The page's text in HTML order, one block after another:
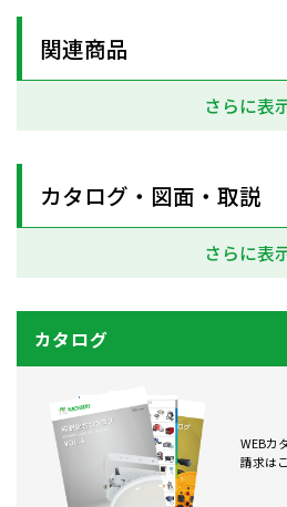
関連商品
さらに表
カタログ・図面・取説
さらに表
カタログ
WEBカ
請求は